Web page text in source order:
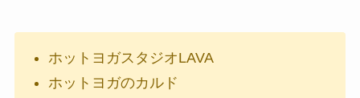
ホットヨガスタジオLAVA
ホットヨガのカルド